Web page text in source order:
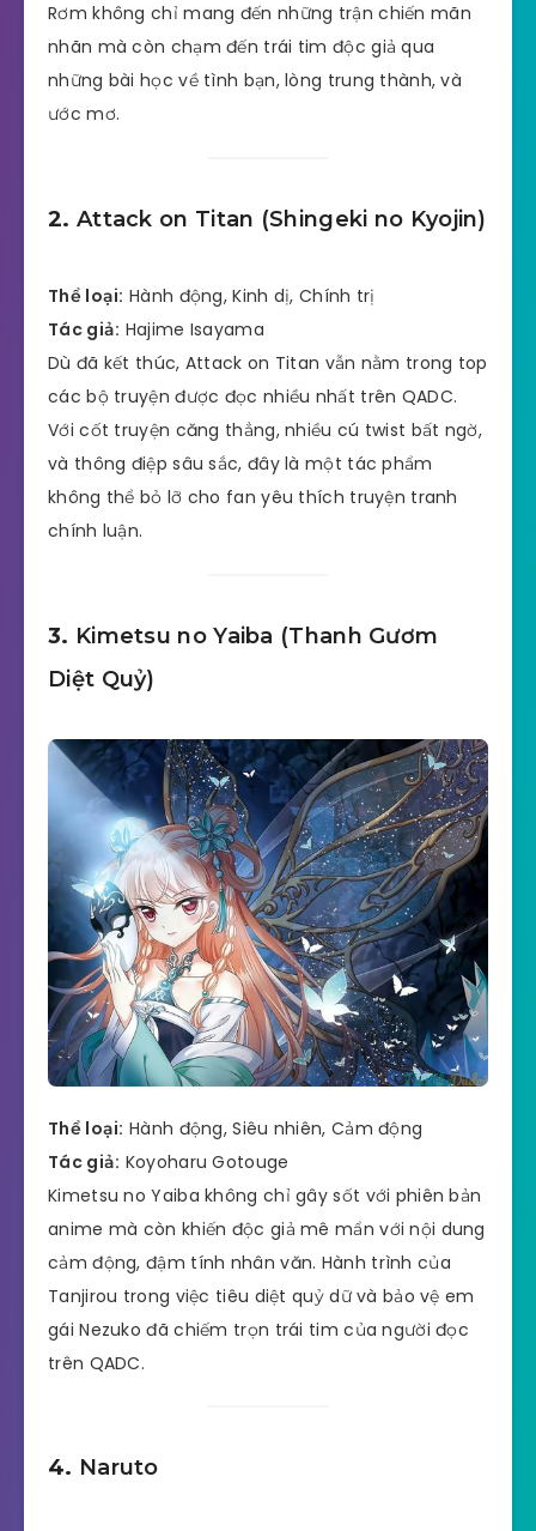
Rơm không chỉ mang đến những trận chiến mãn
nhãn mà còn chạm đến trái tim độc giả qua
những bài học về tình bạn, lòng trung thành, và
ước mơ.
2. Attack on Titan (Shingeki no Kyojin)
Thể loại: Hành động, Kinh dị, Chính trị
Tác giả: Hajime Isayama
Dù đã kết thúc, Attack on Titan vẫn nằm trong top
các bộ truyện được đọc nhiều nhất trên QADC.
Với cốt truyện căng thẳng, nhiều cú twist bất ngờ,
và thông điệp sâu sắc, đây là một tác phẩm
không thể bỏ lỡ cho fan yêu thích truyện tranh
chính luận.
3. Kimetsu no Yaiba (Thanh Gươm
Diệt Quỷ)
Thể loại: Hành động, Siêu nhiên, Cảm động
Tác giả: Koyoharu Gotouge
Kimetsu no Yaiba không chỉ gây sốt với phiên bản
anime mà còn khiến độc giả mê mẩn với nội dung
cảm động, đậm tính nhân văn. Hành trình của
Tanjirou trong việc tiêu diệt quỷ dữ và bảo vệ em
gái Nezuko đã chiếm trọn trái tim của người đọc
trên QADC.
4. Naruto